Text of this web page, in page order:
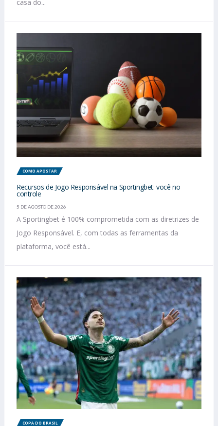
casa do...
COMO APOSTAR
Recursos de Jogo Responsável na Sportingbet: você no
controle
5 DE AGOSTO DE 2026
A Sportingbet é 100% comprometida com as diretrizes de
Jogo Responsável. E, com todas as ferramentas da
plataforma, você está...
COPA DO BRASIL